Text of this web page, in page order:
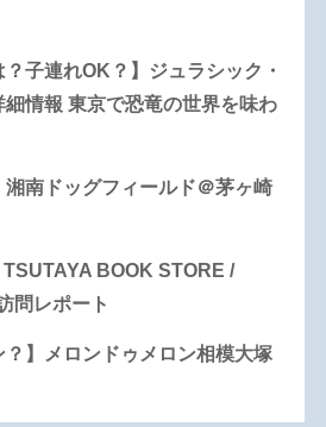
？子連れOK？】ジュラシック・
細情報 東京で恐竜の世界を味わ
湘南ドッグフィールド＠茅ヶ崎
TSUTAYA BOOK STORE /
問レポート
？】メロンドゥメロン相模大塚